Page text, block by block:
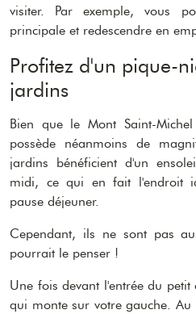
visiter. Par exemple, vous
principale et redescendre en
Profitez d'un pique-
jardins
Bien que le Mont Saint-
possède néanmoins de
jardins bénéficient d'un
midi, ce qui en fait l'endroit
pause déjeuner.
Cependant, ils ne sont pas
pourrait le penser !
Une fois devant l'entrée du
qui monte sur votre gauche.